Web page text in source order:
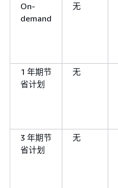
On-
demand
无
1 年期节
省计划
无
3 年期节
省计划
无